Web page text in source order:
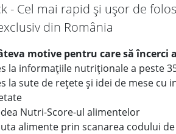
- Cel mai rapid și ușor de
din România
motive pentru care să încerci
la informațiile nutriționale a peste
la sute de rețete și idei de mese
Nutri-Score-ul alimentelor
alimente prin scanarea codului